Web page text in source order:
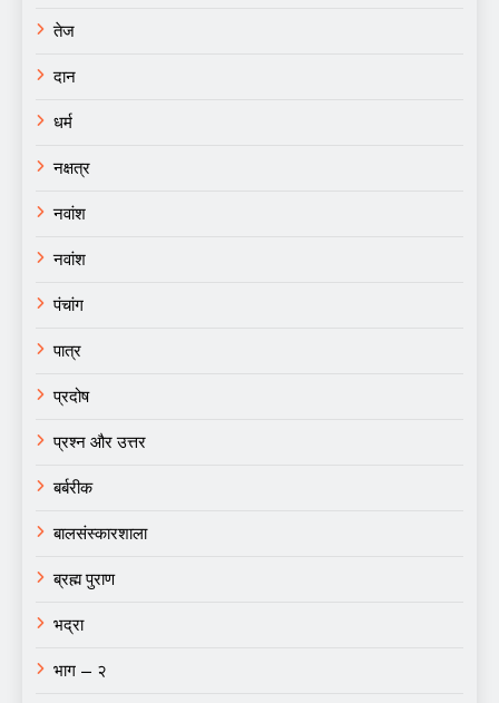
तेज
दान
धर्म
नक्षत्र
नवांश
नवांश
पंचांग
पात्र
प्रदोष
प्रश्न और उत्तर
बर्बरीक
बालसंस्कारशाला
ब्रह्म पुराण
भद्रा
भाग – २